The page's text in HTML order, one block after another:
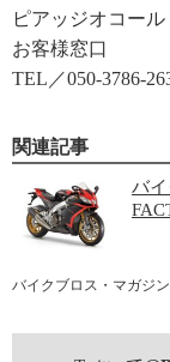
ピアッジオコール
お客様窓口
TEL／050-3786-
関連記事
バ
バイクブロス・マガジ